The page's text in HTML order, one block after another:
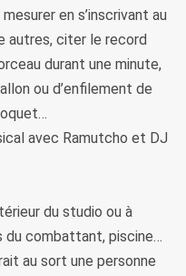
en s’inscrivant au
autres, citer le record
durant une minute,
ou d’enfilement de
avec Ramutcho et DJ
du studio ou à
du combattant, piscine…
au sort une personne